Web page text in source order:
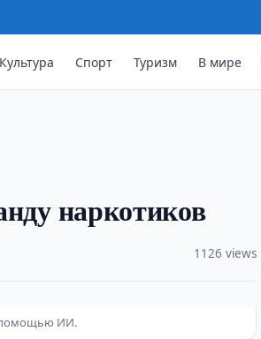
Культура Спорт Туризм В мире
наркотиков
1126 views
помощью ИИ.